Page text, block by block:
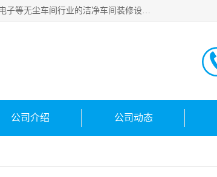
从事各种实验室、手术室、医院、食品、化妆品、制药、医疗器械、光学、半导体、精密电子等无尘车间行业的洁净车间装修设计、净化设备、恒温恒湿空调的设计制作与安装、净化系统工程项目施工及其技术支持服务。
公司介绍 公司动态